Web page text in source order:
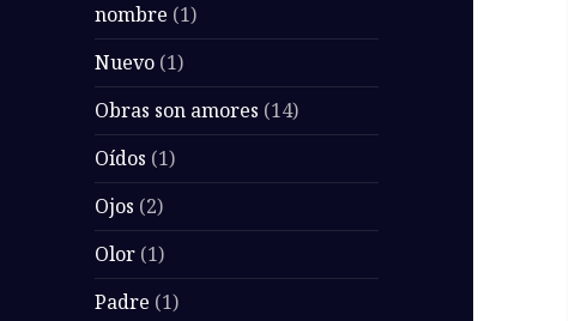
nombre (1)
Nuevo (1)
Obras son amores (14)
Oídos (1)
Ojos (2)
Olor (1)
Padre (1)